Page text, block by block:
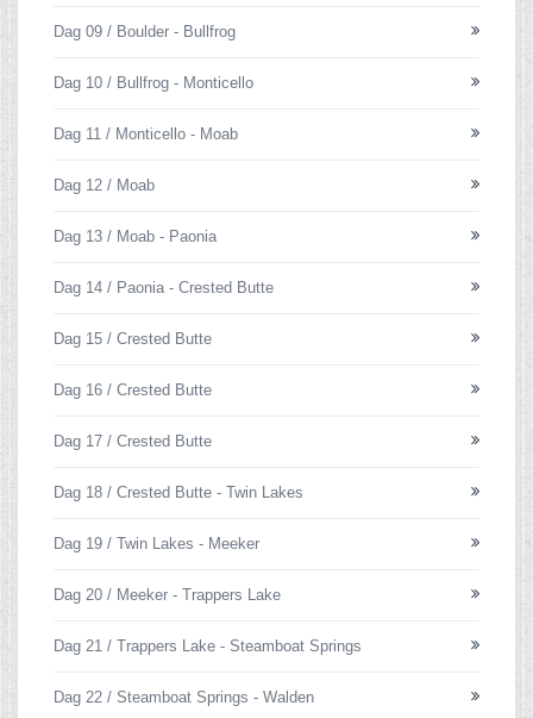
Dag 09 / Boulder - Bullfrog
Dag 10 / Bullfrog - Monticello
Dag 11 / Monticello - Moab
Dag 12 / Moab
Dag 13 / Moab - Paonia
Dag 14 / Paonia - Crested Butte
Dag 15 / Crested Butte
Dag 16 / Crested Butte
Dag 17 / Crested Butte
Dag 18 / Crested Butte - Twin Lakes
Dag 19 / Twin Lakes - Meeker
Dag 20 / Meeker - Trappers Lake
Dag 21 / Trappers Lake - Steamboat Springs
Dag 22 / Steamboat Springs - Walden